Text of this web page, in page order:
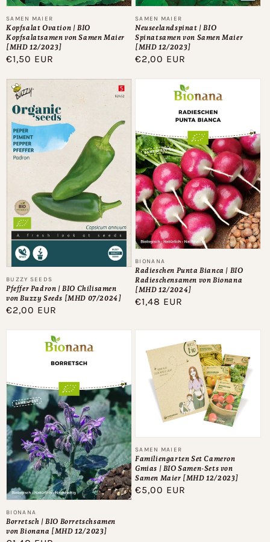
Anbieter:
SAMEN MAIER
Kopfsalat Ovation | BIO
Kopfsalatsamen von Samen Maier
[MHD 12/2023]
Normaler
€1,50 EUR
Anbieter:
SAMEN MAIER
Neuseelandspinat | BIO
Spinatsamen von Samen Maier
[MHD 12/2023]
Normaler
€2,00 EUR
Anbieter:
BUZZY SEEDS
Pfeffer Padron | BIO Chilisamen
von Buzzy Seeds [MHD 07/2024]
Normaler
€2,00 EUR
Anbieter:
BIONANA
Radieschen Punta Bianca | BIO
Radieschensamen von Bionana
[MHD 12/2024]
Normaler
€1,48 EUR
Anbieter:
BIONANA
Borretsch | BIO Borretschsamen
von Bionana [MHD 12/2023]
Anbieter:
SAMEN MAIER
Familiengarten Set Cameron
Gmias | BIO Samen-Sets von
Samen Maier [MHD 12/2023]
Normaler
€5,00 EUR